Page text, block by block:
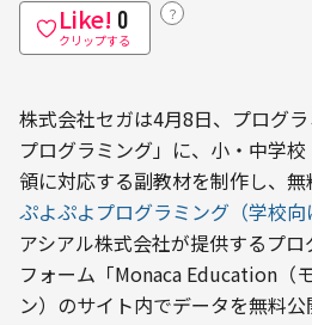
Like! 0
クリップする
？
株式会社セガは4月8日、プログ
プログラミング」に、小・中学
領に対応する副教材を制作し、無
ぷよぷよプログラミング（学校
アシアル株式会社が提供するプ
フォーム「Monaca Education（
ン）のサイト内でデータを無料